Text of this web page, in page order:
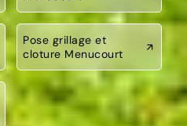
Pose grillage et
cloture Menucourt